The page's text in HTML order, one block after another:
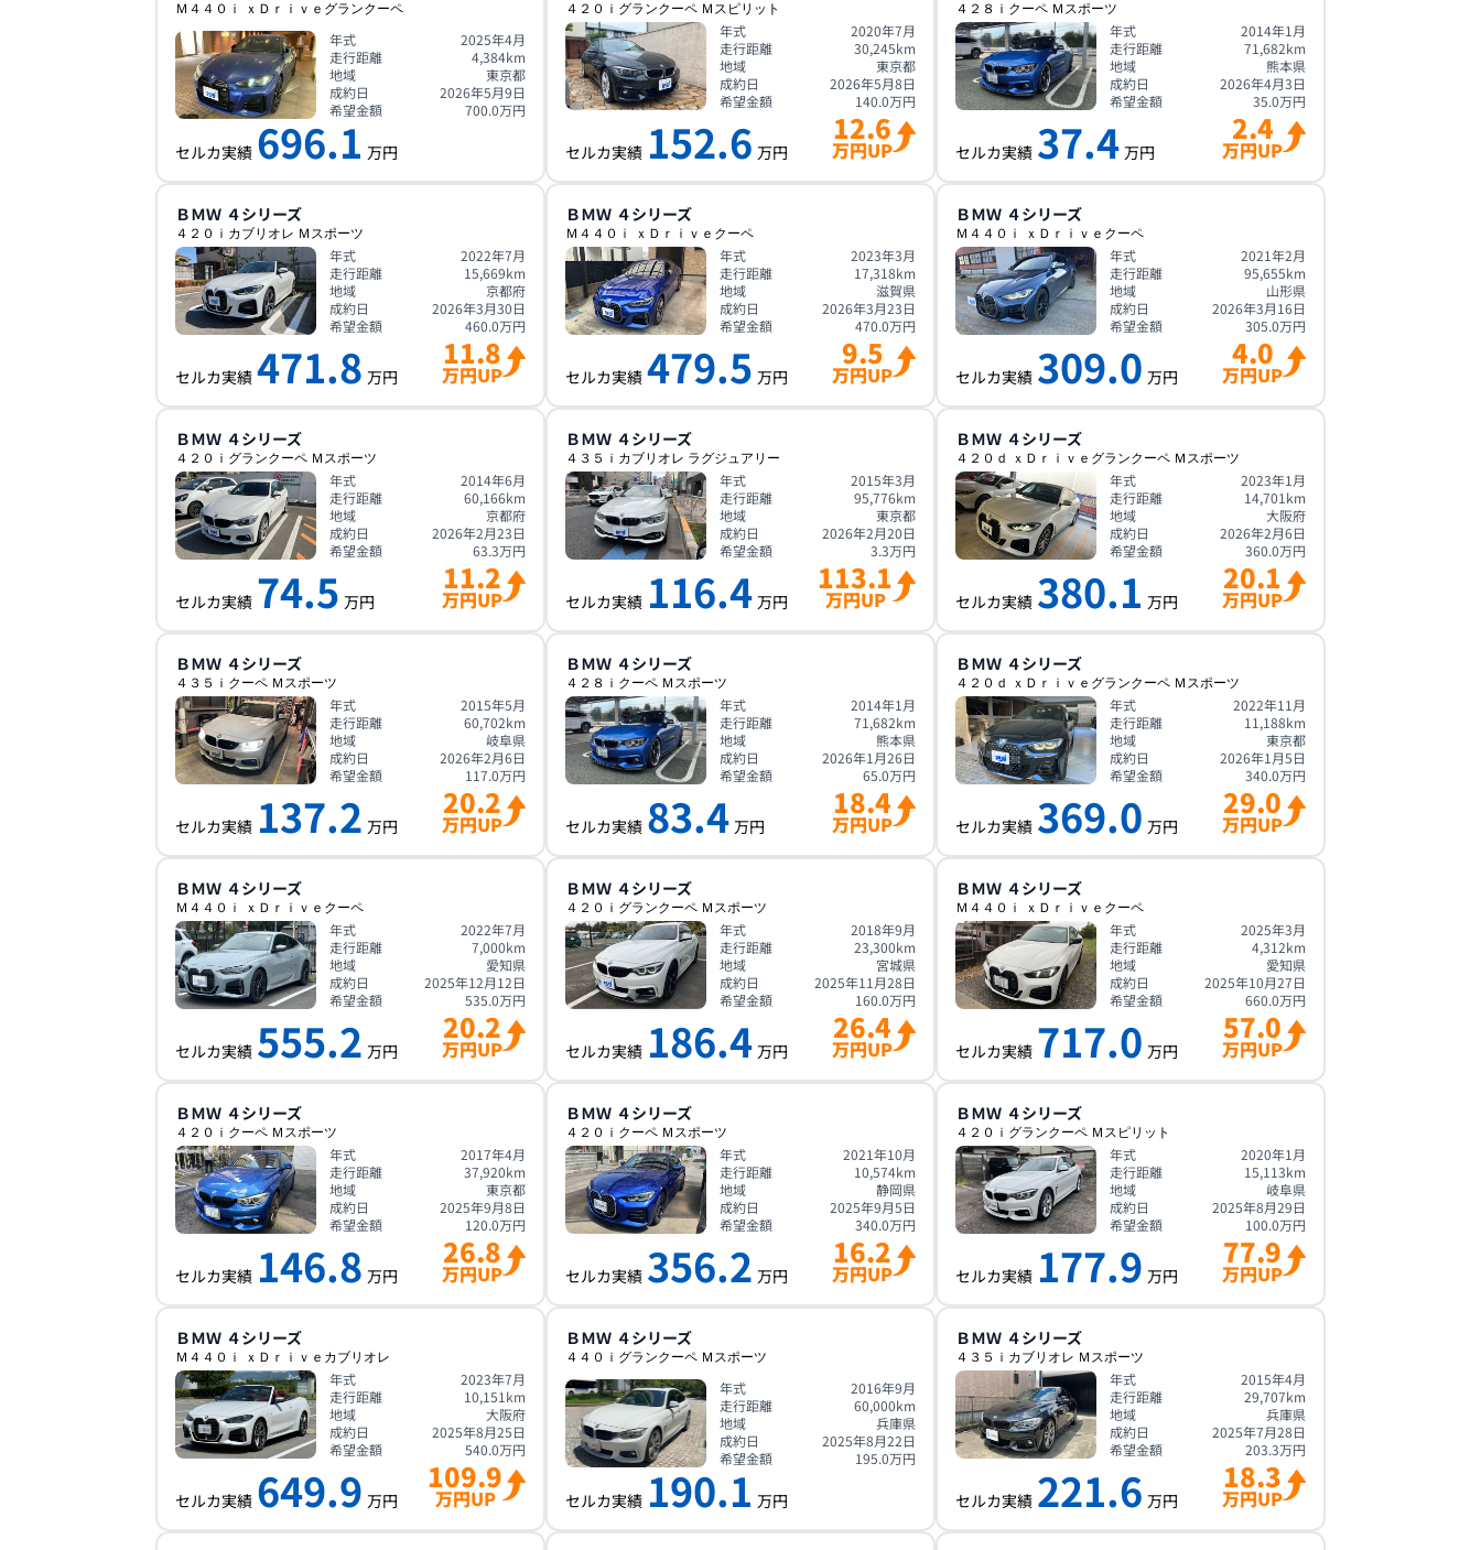
Ｍ４４０ｉ ｘＤｒｉｖｅグランクーペ
年式
2025年4月
走行距離
4,384km
地域
東京都
成約日
2026年5月9日
希望金額
700.0万円
セルカ実績 696.1 万円
４２０ｉグランクーペ Ｍスピリット
年式
2020年7月
走行距離
30,245km
地域
東京都
成約日
2026年5月8日
希望金額
140.0万円
セルカ実績 152.6 万円
12.6
万円UP
４２８ｉクーペ Ｍスポーツ
年式
2014年1月
走行距離
71,682km
地域
熊本県
成約日
2026年4月3日
希望金額
35.0万円
セルカ実績 37.4 万円
2.4
万円UP
ＢＭＷ ４シリーズ
４２０ｉカブリオレ Ｍスポーツ
年式
2022年7月
走行距離
15,669km
地域
京都府
成約日
2026年3月30日
希望金額
460.0万円
セルカ実績 471.8 万円
11.8
万円UP
ＢＭＷ ４シリーズ
Ｍ４４０ｉ ｘＤｒｉｖｅクーペ
年式
2023年3月
走行距離
17,318km
地域
滋賀県
成約日
2026年3月23日
希望金額
470.0万円
セルカ実績 479.5 万円
9.5
万円UP
ＢＭＷ ４シリーズ
Ｍ４４０ｉ ｘＤｒｉｖｅクーペ
年式
2021年2月
走行距離
95,655km
地域
山形県
成約日
2026年3月16日
希望金額
305.0万円
セルカ実績 309.0 万円
4.0
万円UP
ＢＭＷ ４シリーズ
４２０ｉグランクーペ Ｍスポーツ
年式
2014年6月
走行距離
60,166km
地域
京都府
成約日
2026年2月23日
希望金額
63.3万円
セルカ実績 74.5 万円
11.2
万円UP
ＢＭＷ ４シリーズ
４３５ｉカブリオレ ラグジュアリー
年式
2015年3月
走行距離
95,776km
地域
東京都
成約日
2026年2月20日
希望金額
3.3万円
セルカ実績 116.4 万円
113.1
万円UP
ＢＭＷ ４シリーズ
４２０ｄ ｘＤｒｉｖｅグランクーペ Ｍスポーツ
年式
2023年1月
走行距離
14,701 km
地域
大阪府
成約日
2026年2月6日
希望金額
360.0万円
セルカ実績 380.1 万円
20.1
万円UP
ＢＭＷ ４シリーズ
４３５ｉクーペ Ｍスポーツ
年式
2015年5月
走行距離
60,702km
地域
岐阜県
成約日
2026年2月6日
希望金額
117.0万円
セルカ実績 137.2 万円
20.2
万円UP
ＢＭＷ ４シリーズ
４２８ｉクーペ Ｍスポーツ
年式
2014年1月
走行距離
71,682km
地域
熊本県
成約日
2026年1月26日
希望金額
65.0万円
セルカ実績 83.4 万円
18.4
万円UP
ＢＭＷ ４シリーズ
４２０ｄ ｘＤｒｉｖｅグランクーペ Ｍスポーツ
年式
2022年11月
走行距離
11,188km
地域
東京都
成約日
2026年1月5日
希望金額
340.0万円
セルカ実績 369.0 万円
29.0
万円UP
ＢＭＷ ４シリーズ
Ｍ４４０ｉ ｘＤｒｉｖｅクーペ
年式
2022年7月
走行距離
7,000km
地域
愛知県
成約日
2025年12月12日
希望金額
535.0万円
セルカ実績 555.2 万円
20.2
万円UP
ＢＭＷ ４シリーズ
４２０ｉグランクーペ Ｍスポーツ
年式
2018年9月
走行距離
23,300km
地域
宮城県
成約日
2025年11月28日
希望金額
160.0万円
セルカ実績 186.4 万円
26.4
万円UP
ＢＭＷ ４シリーズ
Ｍ４４０ｉ ｘＤｒｉｖｅクーペ
年式
2025年3月
走行距離
4,312km
地域
愛知県
成約日
2025年10月27日
希望金額
660.0万円
セルカ実績 717.0 万円
57.0
万円UP
ＢＭＷ ４シリーズ
４２０ｉクーペ Ｍスポーツ
年式
2017年4月
走行距離
37,920km
地域
東京都
成約日
2025年9月8日
希望金額
120.0万円
セルカ実績 146.8 万円
26.8
万円UP
ＢＭＷ ４シリーズ
４２０ｉクーペ Ｍスポーツ
年式
2021年10月
走行距離
10,574km
地域
静岡県
成約日
2025年9月5日
希望金額
340.0万円
セルカ実績 356.2 万円
16.2
万円UP
ＢＭＷ ４シリーズ
４２０ｉグランクーペ Ｍスピリット
年式
2020年1月
走行距離
15,113km
地域
岐阜県
成約日
2025年8月29日
希望金額
100.0万円
セルカ実績 177.9 万円
77.9
万円UP
ＢＭＷ ４シリーズ
Ｍ４４０ｉ ｘＤｒｉｖｅカブリオレ
年式
2023年7月
走行距離
10,151 km
地域
大阪府
成約日
2025年8月25日
希望金額
540.0万円
セルカ実績 649.9 万円
109.9
万円UP
ＢＭＷ ４シリーズ
４４０ｉグランクーペ Ｍスポーツ
年式
2016年9月
走行距離
60,000km
地域
兵庫県
成約日
2025年8月22日
希望金額
195.0万円
セルカ実績 190.1 万円
ＢＭＷ ４シリーズ
４３５ｉカブリオレ Ｍスポーツ
年式
2015年4月
走行距離
29,707km
地域
兵庫県
成約日
2025年7月28日
希望金額
203.3万円
セルカ実績 221.6 万円
18.3
万円UP